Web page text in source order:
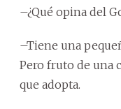
–¿Qué opina del
–Tiene una
Pero fruto de una
que adopta.